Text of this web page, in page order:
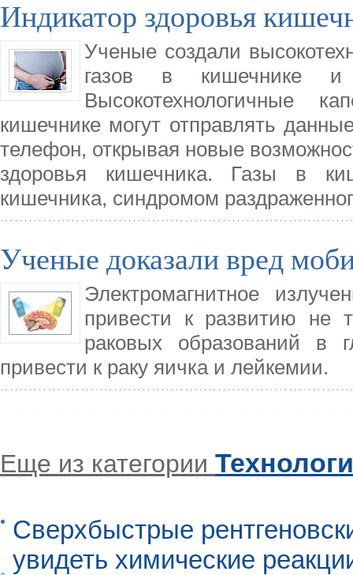
Индикатор здоровья
Ученые создали
газов в кишечнике и
Высокотехнологичные
кишечнике могут отправлять
телефон, открывая новые
здоровья кишечника. Газы в
кишечника, синдромом
Ученые доказали вред
Электромагнитное
привести к развитию не
раковых образований в
привести к раку яичка и лейкемии.
Еще из категории
Сверхбыстрые
увидеть химические